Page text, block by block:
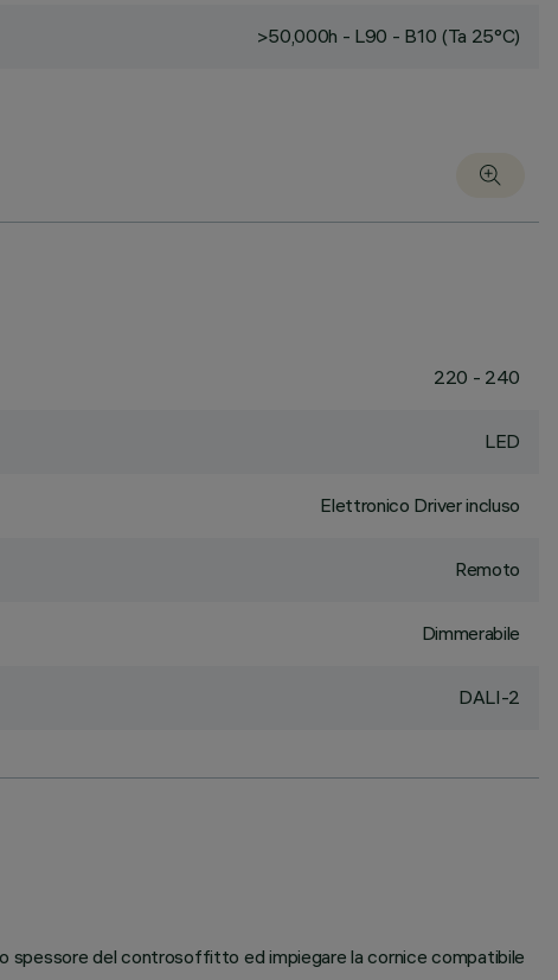
>50,000h - L90 - B10 (Ta 25°C)
220 - 240
LED
Elettronico Driver incluso
Remoto
Dimmerabile
DALI-2
spessore del controsoffitto ed impiegare la cornice compatibile